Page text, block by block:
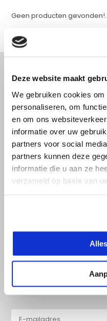
Deze website maakt
We gebruiken cookies
personaliseren, om
en om ons
informatie over uw
partners voor social
partners kunnen deze
informatie die u aan ze
verzameld op basis van
Geen producten
Advies
Doe
met een
Doe onze online
Blijf op de hoogte van het